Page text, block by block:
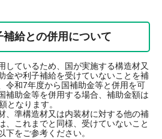
給との併用について
しているため、国が実施する構造材又
金や利子補給を受けていないことを補
令和7年度から国補助金等と併用を可
補助金等を併用する場合、補助金額は
となります。
、準構造材又は内装材に対する他の補
、これまでと同様、受けていないこと
下をご参考ください。